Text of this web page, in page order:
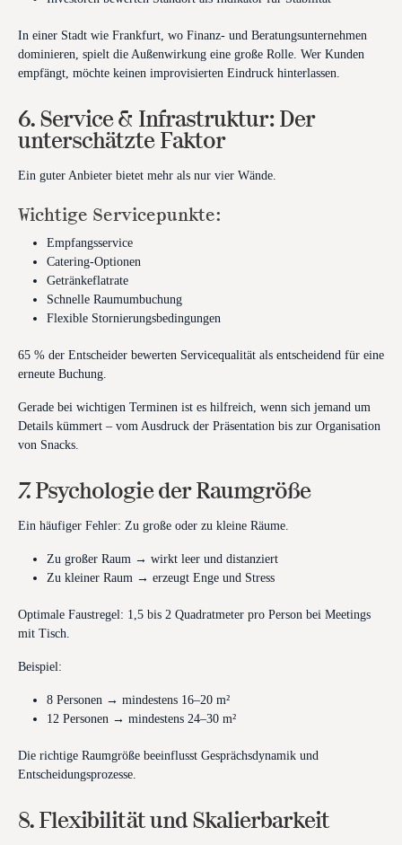
In einer Stadt wie Frankfurt, wo Finanz- und Beratungsunternehmen
dominieren, spielt die Außenwirkung eine große Rolle. Wer Kunden
empfängt, möchte keinen improvisierten Eindruck hinterlassen.
6. Service & Infrastruktur: Der
unterschätzte Faktor
Ein guter Anbieter bietet mehr als nur vier Wände.
Wichtige Servicepunkte:
Empfangsservice
Catering-Optionen
Getränkeflatrate
Schnelle Raumumbuchung
Flexible Stornierungsbedingungen
65 % der Entscheider bewerten Servicequalität als entscheidend für eine
erneute Buchung.
Gerade bei wichtigen Terminen ist es hilfreich, wenn sich jemand um
Details kümmert – vom Ausdruck der Präsentation bis zur Organisation
von Snacks.
7. Psychologie der Raumgröße
Ein häufiger Fehler: Zu große oder zu kleine Räume.
Zu großer Raum → wirkt leer und distanziert
Zu kleiner Raum → erzeugt Enge und Stress
Optimale Faustregel: 1,5 bis 2 Quadratmeter pro Person bei Meetings
mit Tisch.
Beispiel:
8 Personen → mindestens 16–20 m²
12 Personen → mindestens 24–30 m²
Die richtige Raumgröße beeinflusst Gesprächsdynamik und
Entscheidungsprozesse.
8. Flexibilität und Skalierbarkeit